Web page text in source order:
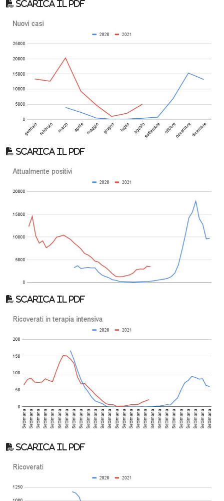
Scarica il pdf
Scarica il pdf
Scarica il pdf
Scarica il pdf